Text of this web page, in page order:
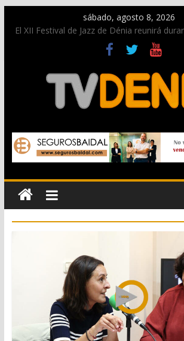
sábado, agosto 8, 2026
El XII Festival de Jazz de Dénia reunirá
figuras nacionales e internacionales en los
Una nueva oportunidad para donar sangre
El bando moro protagonista en la Segunda
Paco Adsuar dona al Arxiu de Dénia más
La Entraeta Festera llena de ambiente la
Campo con la recepción a la Capitanía